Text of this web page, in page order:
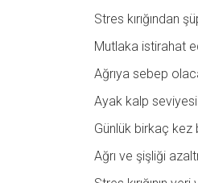
Stres kırığından
Mutlaka istirahat
Ağrıya sebep
Ayak kalp
Günlük birkaç kez
Ağrı ve şişliği